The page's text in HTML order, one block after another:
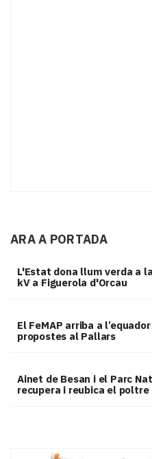
ARA A PORTADA
L'Estat dona llum verda a
kV a Figuerola d'Orcau
El FeMAP arriba a
propostes al Pallars
Ainet de Besan i el Parc
recupera i reubica el